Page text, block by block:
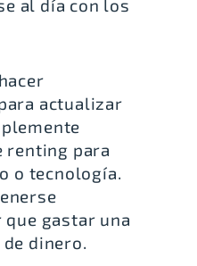
al día con los
actualizar
renting para
o tecnología.
gastar una
dinero.